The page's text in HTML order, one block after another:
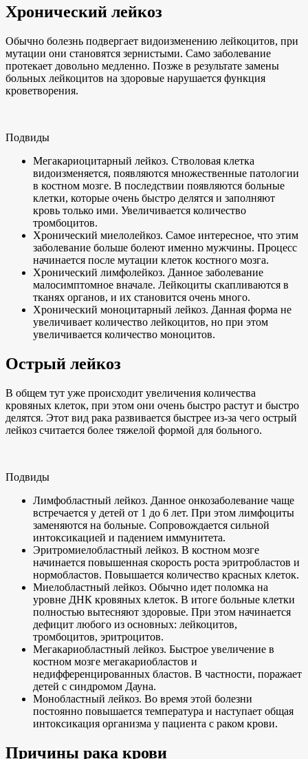
Хронический лейкоз
Обычно болезнь подвергает видоизменению лейкоцитов, при
мутации они становятся зернистыми. Само заболевание
протекает довольно медленно. Позже в результате замены
больных лейкоцитов на здоровые нарушается функция
кроветворения.
Подвиды
Мегакариоцитарный лейкоз. Стволовая клетка
видоизменяется, появляются множественные патологии
в костном мозге. В последствии появляются больные
клетки, которые очень быстро делятся и заполняют
кровь только ими. Увеличивается количество
тромбоцитов.
Хронический миелолейкоз. Самое интересное, что этим
заболевание больше болеют именно мужчины. Процесс
начинается после мутации клеток костного мозга.
Хронический лимфолейкоз. Данное заболевание
малосимптомное вначале. Лейкоциты скапливаются в
тканях органов, и их становится очень много.
Хронический моноцитарный лейкоз. Данная форма не
увеличивает количество лейкоцитов, но при этом
увеличивается количество моноцитов.
Острый лейкоз
В общем тут уже происходит увеличения количества
кровяных клеток, при этом они очень быстро растут и быстро
делятся. Этот вид рака развивается быстрее из-за чего острый
лейкоз считается более тяжелой формой для больного.
Подвиды
Лимфобластный лейкоз. Данное онкозаболевание чаще
встречается у детей от 1 до 6 лет. При этом лимфоциты
заменяются на больные. Сопровождается сильной
интоксикацией и падением иммунитета.
Эритромиелобластный лейкоз. В костном мозге
начинается повышенная скорость роста эритробластов и
нормобластов. Повышается количество красных клеток.
Миелобластный лейкоз. Обычно идет поломка на
уровне ДНК кровяных клеток. В итоге больные клетки
полностью вытесняют здоровые. При этом начинается
дефицит любого из основных: лейкоцитов,
тромбоцитов, эритроцитов.
Мегакариобластный лейкоз. Быстрое увеличение в
костном мозге мегакариобластов и
недифференцированных бластов. В частности, поражает
детей с синдромом Дауна.
Монобластный лейкоз. Во время этой болезни
постоянно повышается температура и наступает общая
интоксикация организма у пациента с раком крови.
Причины рака крови